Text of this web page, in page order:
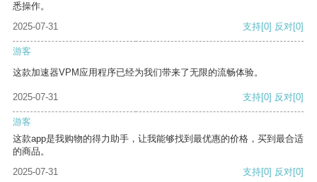
悉操作。
2025-07-31
支持[0] 反对[0]
游客
这款加速器VPM应用程序已经为我们带来了无限的流畅体验。
2025-07-31 支持[0] 反对[0]
游客
这款app是我购物的得力助手，让我能够找到最优惠的价格，买到最合适
的商品。
2025-07-31
支持[0] 反对[0]